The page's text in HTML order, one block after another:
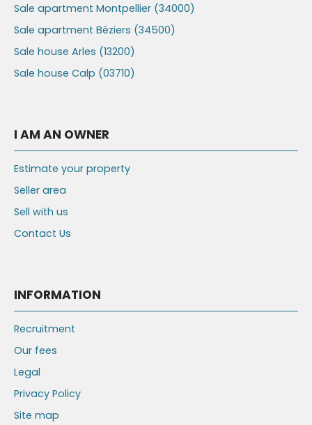
Sale apartment Montpellier (34000)
Sale apartment Béziers (34500)
Sale house Arles (13200)
Sale house Calp (03710)
I AM AN OWNER
Estimate your property
Seller area
Sell with us
Contact Us
INFORMATION
Recruitment
Our fees
Legal
Privacy Policy
Site map